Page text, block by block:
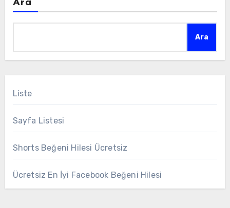
Ara
Ara
Liste
Sayfa Listesi
Shorts Beğeni Hilesi Ücretsiz
Ücretsiz En İyi Facebook Beğeni Hilesi